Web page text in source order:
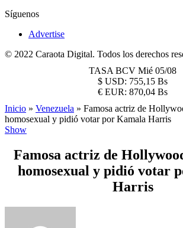
Síguenos
Advertise
© 2022 Caraota Digital. Todos los derechos
TASA BCV Mié 05/08
$ USD: 755,15 Bs
€ EUR: 870,04 Bs
Inicio » Venezuela » Famosa actriz de
homosexual y pidió votar por Kamala Harris
Show
Famosa actriz de
homosexual y pidió votar
Harris